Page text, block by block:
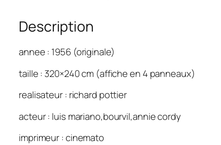
Description
annee : 1956 (originale)
taille : 320×240 cm (affiche en 4 panneaux)
realisateur : richard pottier
acteur : luis mariano,bourvil,annie cordy
imprimeur : cinemato